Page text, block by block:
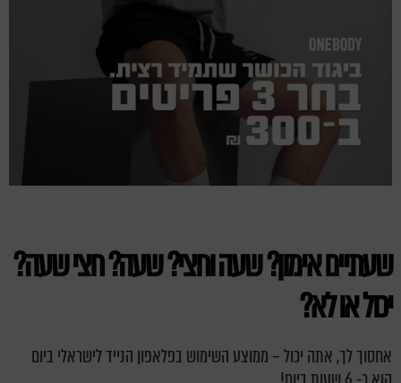
שעתיים אימון? שעה וחצי? שעה? חצי שעה?
יכול או לא?
אחסוך לך, אתה יכול – ממוצע השימוש בפלאפון הנייד לישראלי ביום